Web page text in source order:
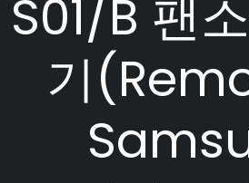
S01/B 팬
기